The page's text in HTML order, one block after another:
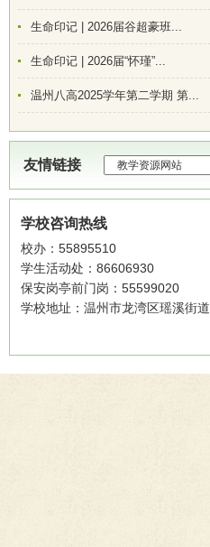
生命印记 | 2026届谷超豪班...
生命印记 | 2026届“怀瑾”...
温州八高2025学年第二学期 第...
友情链接
学校咨询热线
校办：55895510
学生活动处：86606930
保安岗亭前门岗：55599020
学校地址：温州市龙湾区瑶溪街道